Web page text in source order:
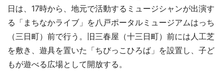
日は、17時から、地元で活動するミュージシャンが出演す
る「まちなかライブ」を八戸ポータルミュージアムはっち
（三日町）前で行う。旧三春屋（十三日町）前には人工芝
を敷き、遊具を置いた「ちびっこひろば」を設置し、子ど
もが遊べる広場として開放する。